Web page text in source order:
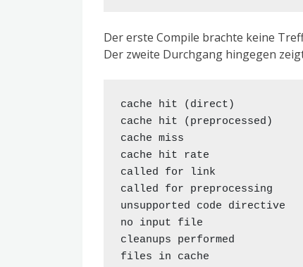
Der erste Compile brachte keine
Der zweite Durchgang hingegen
cache hit (direct)
cache hit (preprocessed)
cache miss
cache hit rate
called for link
called for preprocessing
unsupported code
no input file
cleanups performed
files in cache